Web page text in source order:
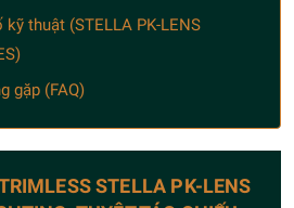
kỹ thuật (STELLA PK-LENS
gặp (FAQ)
STELLA PK-LENS